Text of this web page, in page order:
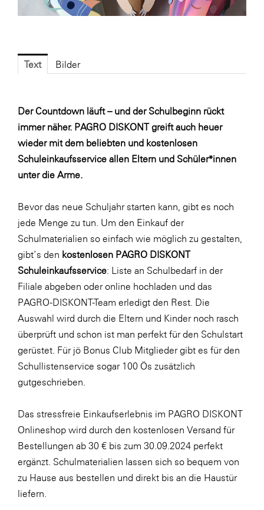
Essity
FG UBIT Salzburg
foodaffairs
FRoSTA
FV Energierohstoff & Kraftstoff
Gardena
Gas Connect Austria
Bauvereinigungen
Getzner Werkstoffe
Heimat Österreich
ikp
Johnson & Johnson
JELD-WEN DANA
kosaplaner
LAT Nitrogen
Libro
Die Menü-Manufaktur
MTH Retail Group
OMV
Text Bilder
Der Countdown läuft – und der Schulbeginn rückt
immer näher. PAGRO DISKONT greift auch heuer
wieder mit dem beliebten und kostenlosen
Schuleinkaufsservice allen Eltern und Schüler*innen
unter die Arme.
Bevor das neue Schuljahr starten kann, gibt es noch
jede Menge zu tun. Um den Einkauf der
Schulmaterialien so einfach wie möglich zu gestalten,
gibt’s den kostenlosen PAGRO DISKONT
Schuleinkaufsservice: Liste an Schulbedarf in der
Filiale abgeben oderonline hochladen und das
PAGRO-DISKONT-Team erledigt den Rest. Die
Auswahl wird durch die Eltern und Kinder noch rasch
überprüft und schon ist man perfekt für den Schulstart
gerüstet. Für jö Bonus Club Mitglieder gibt es für den
Schullistenservice sogar 100 Ös zusätzlich
gutgeschrieben.
Das stressfreie Einkaufserlebnis im PAGRO DISKONT
Onlineshop wird durch den kostenlosen Versand für
Bestellungen ab 30 € bis zum 30.09.2024 perfekt
ergänzt. Schulmaterialien lassen sich so bequem von
zu Hause aus bestellen und direkt bis an die Haustür
liefern.